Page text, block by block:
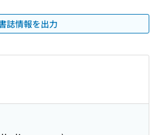
誌情報を出力